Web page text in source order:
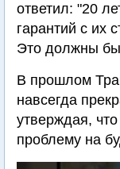
ответил: "20
гарантий с их
Это должны
В прошлом
навсегда
утверждая,
проблему на